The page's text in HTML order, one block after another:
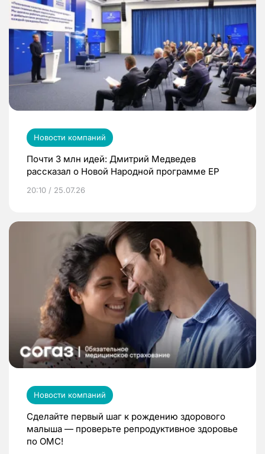
Новости компаний
Почти 3 млн идей: Дмитрий Медведев
рассказал о Новой Народной программе ЕР
20:10 / 25.07.26
Новости компаний
Сделайте первый шаг к рождению здорового
малыша — проверьте репродуктивное здоровье
по ОМС!